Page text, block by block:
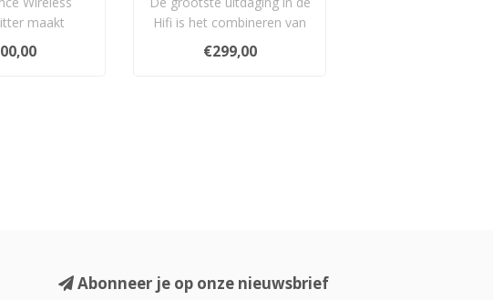
maakt
van
..
Hifi is het combineren van
gemak en kwaliteit en dan..
€299,00
Abonneer je op onze nieuwsbrief